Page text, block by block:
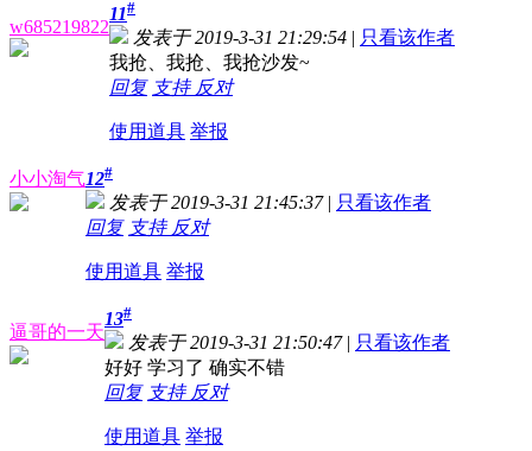
w685219822
11#
发表于 2019-3-31 21:29:54 | 只看该作者
我抢、我抢、我抢沙发~
回复 支持 反对
使用道具 举报
小小淘气12#
发表于 2019-3-31 21:45:37 | 只看该作者
回复 支持 反对
使用道具 举报
逼哥的一天
13#
发表于 2019-3-31 21:50:47 | 只看该作者
好好 学习了 确实不错
回复 支持 反对
使用道具 举报